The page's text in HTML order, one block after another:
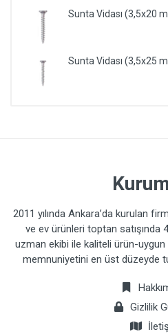
Sunta Vidası (3,5x20
Sunta Vidası (3,5x25
2011 yılında Ankara’da kurulan
ve ev ürünleri toptan satışında
uzman ekibi ile kaliteli ürün-
memnuniyetini en üst düzeyde
Gizlilik